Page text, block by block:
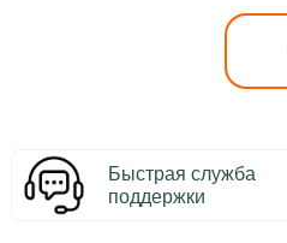
Быстрая служба
поддержки